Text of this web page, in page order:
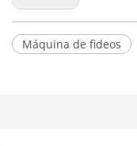
Máquina de fideos